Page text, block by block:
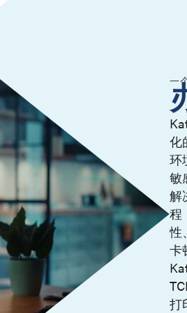
一
化
环
敏
解
程
性
卡
打